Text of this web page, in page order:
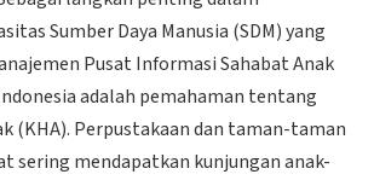
Sumber Daya Manusia (SDM) yang
Pusat Informasi Sahabat Anak
adalah pemahaman tentang
(KHA). Perpustakaan dan taman-taman
sering mendapatkan kunjungan anak-